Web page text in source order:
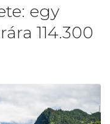
egy
114.300